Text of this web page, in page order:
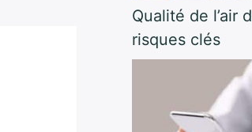
Qualité de l’air
risques clés